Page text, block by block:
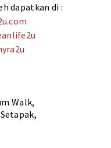
dapatkan di :
Walk,